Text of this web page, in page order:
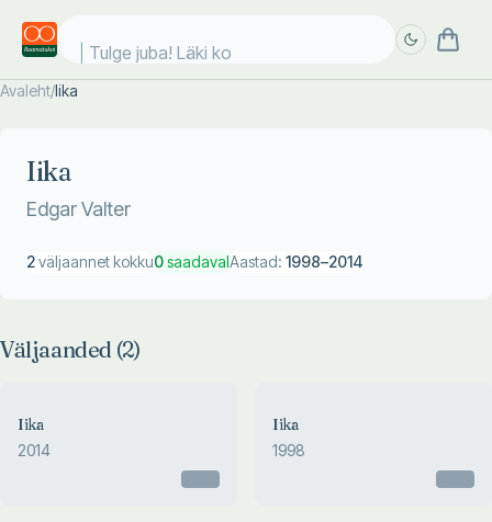
Tulge juba! Läki koo
Avaleht/Iika
Iika
Edgar Valter
2väljaannet kokku0saadavalAastad: 1998–2014
Väljaanded (2)
Iika
2014
Iika
1998